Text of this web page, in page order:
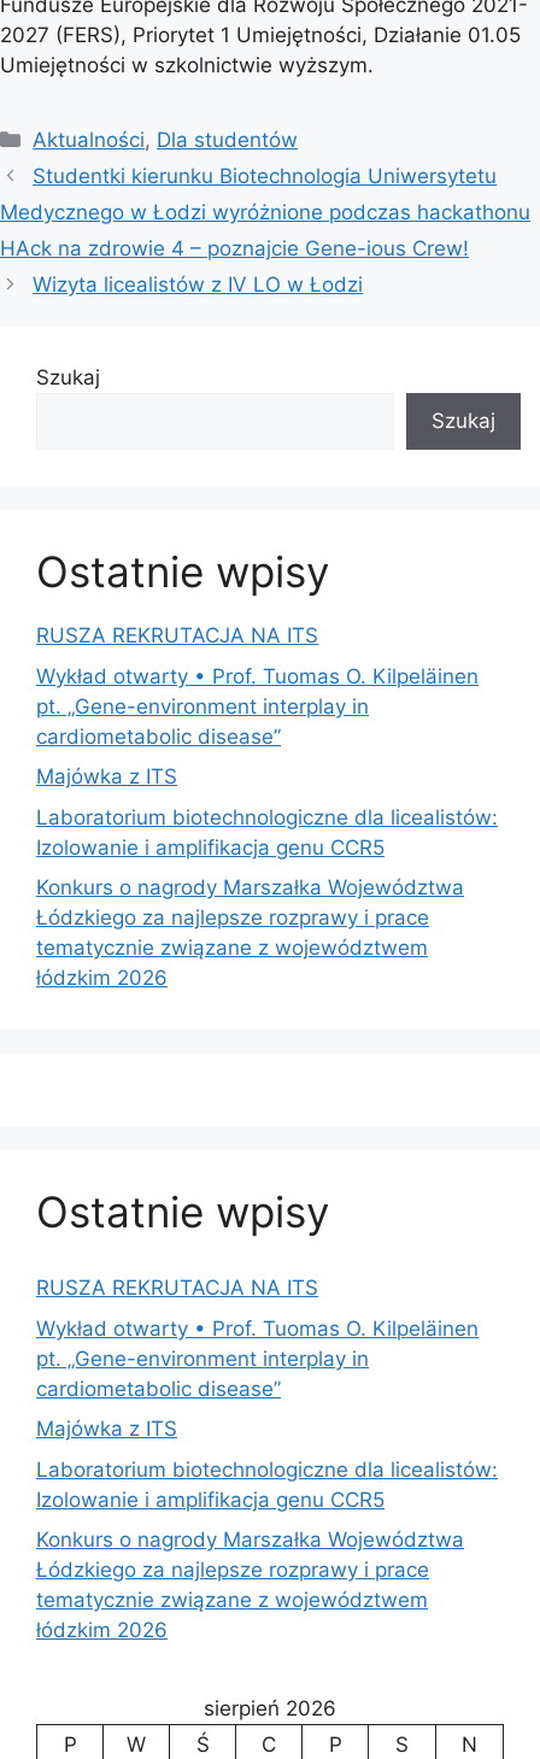
Fundusze Europejskie dla Rozwoju Społecznego 2021-
2027 (FERS), Priorytet 1 Umiejętności, Działanie 01.05
Umiejętności w szkolnictwie wyższym.
Kategorie
Aktualności, Dla studentów
Studentki kierunku Biotechnologia Uniwersytetu
Medycznego w Łodzi wyróżnione podczas hackathonu
HAck na zdrowie 4 – poznajcie Gene-ious Crew!
Wizyta licealistów z IV LO w Łodzi
Szukaj
Szukaj
Ostatnie wpisy
RUSZA REKRUTACJA NA ITS
Wykład otwarty • Prof. Tuomas O. Kilpeläinen
pt. „Gene-environment interplay in
cardiometabolic disease”
Majówka z ITS
Laboratorium biotechnologiczne dla licealistów:
Izolowanie i amplifikacja genu CCR5
Konkurs o nagrody Marszałka Województwa
Łódzkiego za najlepsze rozprawy i prace
tematycznie związane z województwem
łódzkim 2026
Ostatnie wpisy
RUSZA REKRUTACJA NA ITS
Wykład otwarty • Prof. Tuomas O. Kilpeläinen
pt. „Gene-environment interplay in
cardiometabolic disease”
Majówka z ITS
Laboratorium biotechnologiczne dla licealistów:
Izolowanie i amplifikacja genu CCR5
Konkurs o nagrody Marszałka Województwa
Łódzkiego za najlepsze rozprawy i prace
tematycznie związane z województwem
łódzkim 2026
sierpień 2026
P
W Ś C P S
N